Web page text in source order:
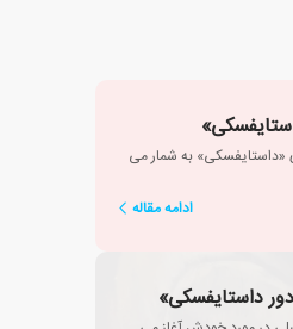
به شمار می
ادامه مقاله
داستایفسکی»